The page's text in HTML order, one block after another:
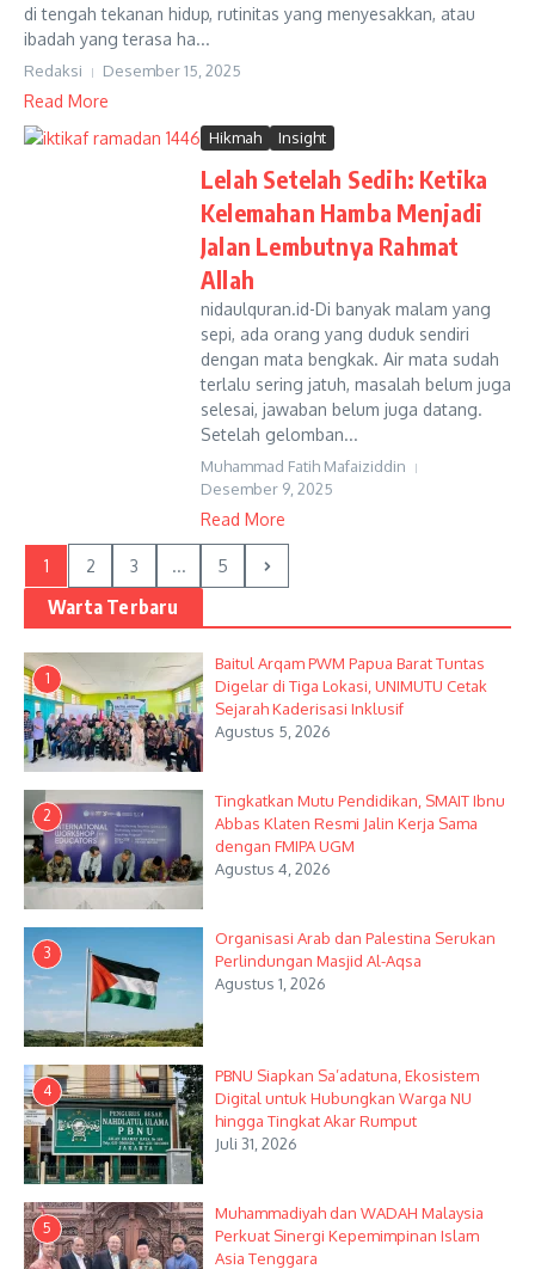
di tengah tekanan hidup, rutinitas yang menyesakkan, atau
ibadah yang terasa ha...
Redaksi Desember 15, 2025
Read More
Hikmah Insight
Lelah Setelah Sedih: Ketika
Kelemahan Hamba Menjadi
Jalan Lembutnya Rahmat
Allah
nidaulquran.id-Di banyak malam yang
sepi, ada orang yang duduk sendiri
dengan mata bengkak. Air mata sudah
terlalu sering jatuh, masalah belum juga
selesai, jawaban belum juga datang.
Setelah gelomban...
Muhammad Fatih Mafaiziddin
Desember 9, 2025
Read More
1 2 3 ... 5
Warta Terbaru
1
Baitul Arqam PWM Papua Barat Tuntas
Digelar di Tiga Lokasi, UNIMUTU Cetak
Sejarah Kaderisasi Inklusif
Agustus 5, 2026
2
Tingkatkan Mutu Pendidikan, SMAIT Ibnu
Abbas Klaten Resmi Jalin Kerja Sama
dengan FMIPA UGM
Agustus 4, 2026
3
Organisasi Arab dan Palestina Serukan
Perlindungan Masjid Al-Aqsa
Agustus 1, 2026
4
PBNU Siapkan Sa’adatuna, Ekosistem
Digital untuk Hubungkan Warga NU
hingga Tingkat Akar Rumput
Juli 31, 2026
5
Muhammadiyah dan WADAH Malaysia
Perkuat Sinergi Kepemimpinan Islam
Asia Tenggara